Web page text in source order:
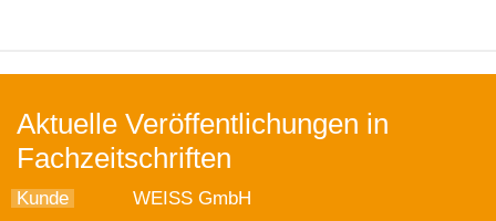
Aktuelle Veröffentlichungen in
Fachzeitschriften
Kunde
WEISS GmbH